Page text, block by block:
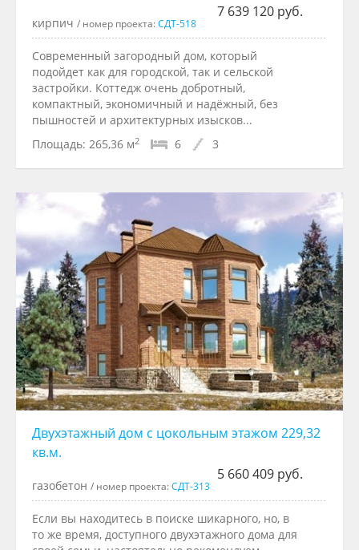
7 639 120 руб.
кирпич / номер проекта:СДТ-518
Современный загородный дом, который
подойдет как для городской, так и сельской
застройки. Коттедж очень добротный,
компактный, экономичный и надёжный, без
пышностей и архитектурных изысков...
Площадь: 265,36 м2 6 3
Двухэтажный дом с цокольным этажом 229,32
кв.м.
5 660 409 руб.
газобетон / номер проекта:СДТ-313
Если вы находитесь в поиске шикарного, но, в
то же время, доступного двухэтажного дома для